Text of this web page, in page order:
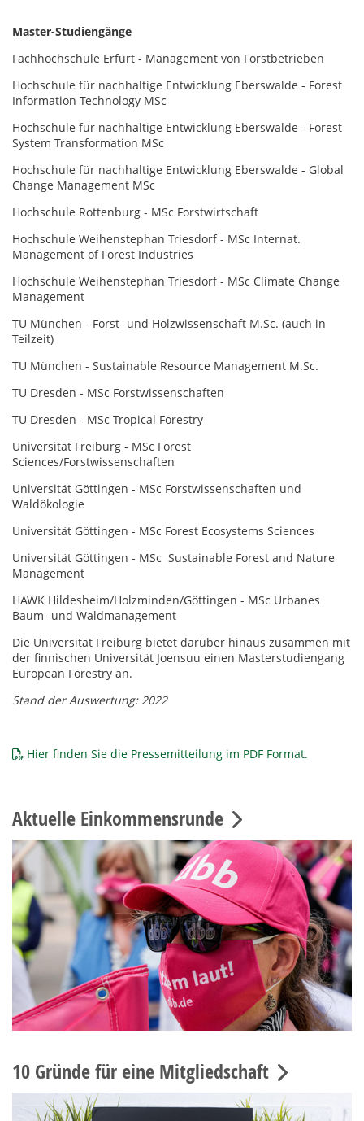
Master-Studiengänge
Fachhochschule Erfurt - Management von Forstbetrieben
Hochschule für nachhaltige Entwicklung Eberswalde - Forest
Information Technology MSc
Hochschule für nachhaltige Entwicklung Eberswalde - Forest
System Transformation MSc
Hochschule für nachhaltige Entwicklung Eberswalde - Global
Change Management MSc
Hochschule Rottenburg - MSc Forstwirtschaft
Hochschule Weihenstephan Triesdorf - MSc Internat.
Management of Forest Industries
Hochschule Weihenstephan Triesdorf - MSc Climate Change
Management
TU München - Forst- und Holzwissenschaft M.Sc. (auch in
Teilzeit)
TU München - Sustainable Resource Management M.Sc.
TU Dresden - MSc Forstwissenschaften
TU Dresden - MSc Tropical Forestry
Universität Freiburg - MSc Forest
Sciences/Forstwissenschaften
Universität Göttingen - MSc Forstwissenschaften und
Waldökologie
Universität Göttingen - MSc Forest Ecosystems Sciences
Universität Göttingen - MSc Sustainable Forest and Nature
Management
HAWK Hildesheim/Holzminden/Göttingen - MSc Urbanes
Baum- und Waldmanagement
Die Universität Freiburg bietet darüber hinaus zusammen mit
der finnischen Universität Joensuu einen Masterstudiengang
European Forestry an.
Stand der Auswertung: 2022
Hier finden Sie die Pressemitteilung im PDF Format.
Aktuelle Einkommensrunde
10 Gründe für eine Mitgliedschaft